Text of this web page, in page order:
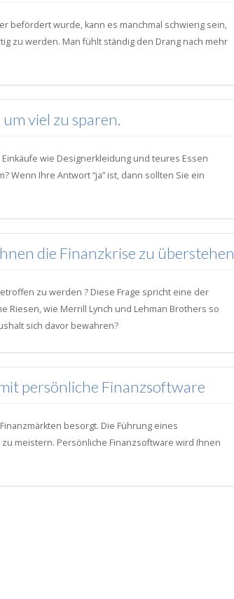
befördert wurde, kann es manchmal schwierig sein,
zu werden. Man fühlt ständig den Drang nach mehr
viel zu sparen.
wie Designerkleidung und teures Essen
Wenn Ihre Antwort “ja” ist, dann sollten Sie ein
die Finanzkrise zu überstehen
zu werden ? Diese Frage spricht eine der
Riesen, wie Merrill Lynch und Lehman Brothers so
sich davor bewahren?
persönliche Finanzsoftware
besorgt. Die Führung eines
meistern. Persönliche Finanzsoftware wird Ihnen